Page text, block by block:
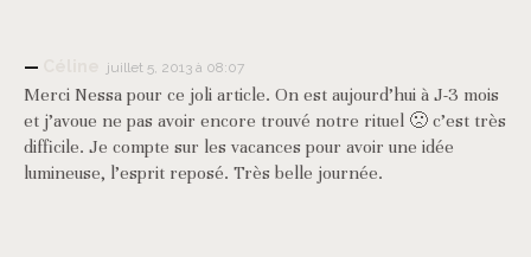
juillet 5, 2013 à 08:07
Merci Nessa pour ce joli article. On est aujourd’hui à J-3 mois
et j’avoue ne pas avoir encore trouvé notre rituel 🙁 c’est très
difficile. Je compte sur les vacances pour avoir une idée
lumineuse, l’esprit reposé. Très belle journée.